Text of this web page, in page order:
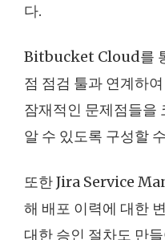
다.
Bitbucket Cloud를
점 점검 툴과 연계하
잠재적인 문제점들을
알 수 있도록 구성할
또한 Jira Service
해 배포 이력에 대한
대한 승인 절차도 만